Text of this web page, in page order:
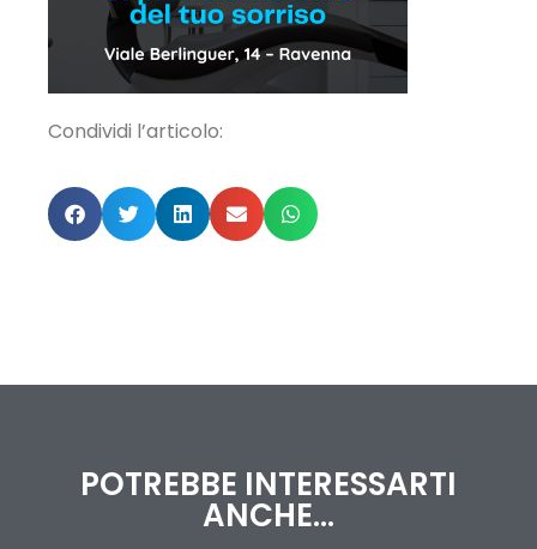
Condividi l’articolo:
POTREBBE INTERESSARTI
ANCHE...